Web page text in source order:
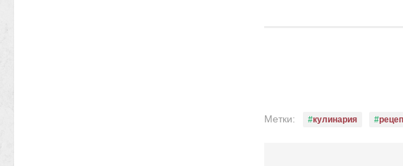
Метки: кулинария